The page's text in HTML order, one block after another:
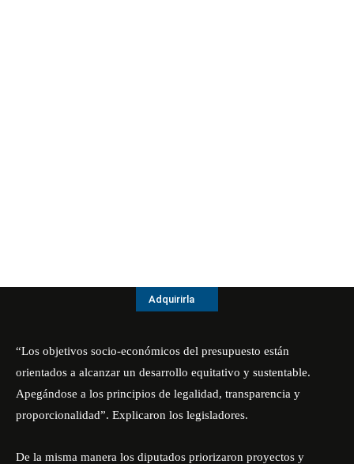
Adquirirla
“Los objetivos socio-económicos del presupuesto están
orientados a alcanzar un desarrollo equitativo y sustentable.
Apegándose a los principios de legalidad, transparencia y
proporcionalidad”. Explicaron los legisladores.
De la misma manera los diputados priorizaron proyectos y